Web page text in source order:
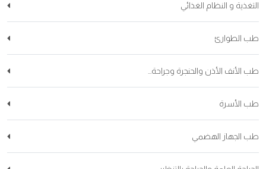
التغذية و النظام الغذائي
طب الطوارئ
طب الأنف الأذن والحنجرة وجراحة...
طب الأسرة
طب الجهاز الهضمي